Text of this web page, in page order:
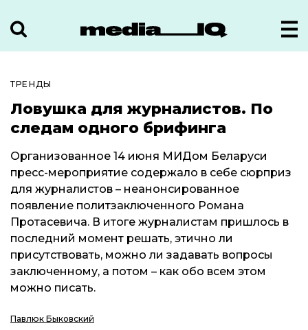
ТРЕНДЫ
Ловушка для журналистов. По
следам одного брифинга
Организованное 14 июня МИДом Беларуси
пресс-мероприятие содержало в себе сюрприз
для журналистов – неанонсированное
появление политзаключенного Романа
Протасевича. В итоге журналистам пришлось в
последний момент решать, этично ли
присутствовать, можно ли задавать вопросы
заключенному, а потом – как обо всем этом
можно писать.
Павлюк Быковский